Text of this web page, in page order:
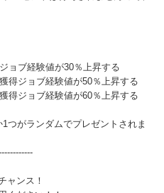
プレゼントは付与されませんので
ジョブ経験値が30％上昇する
獲得ジョブ経験値が50％上昇する